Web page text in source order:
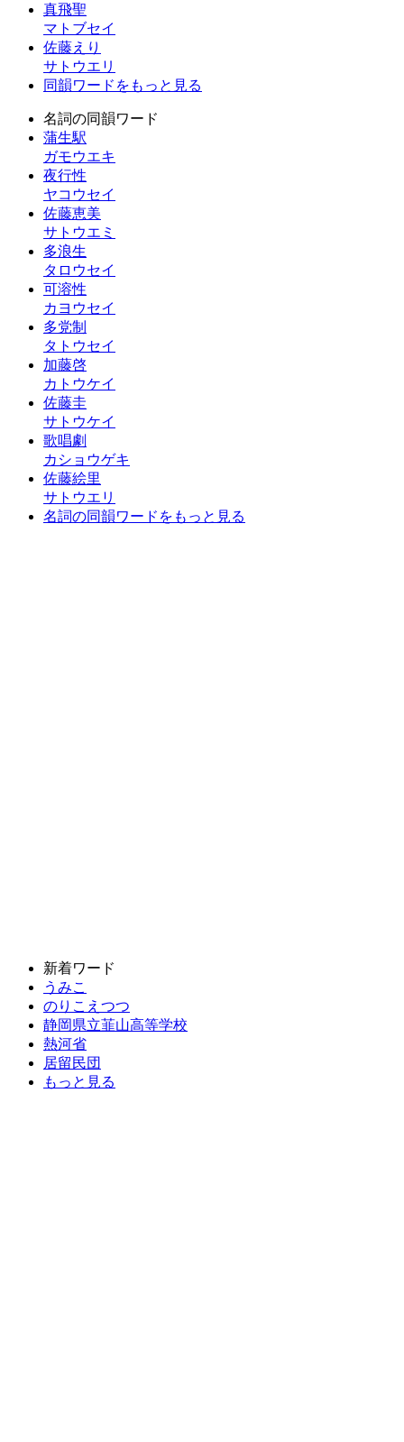
真飛聖
マトブセイ
佐藤えり
サトウエリ
同韻ワードをもっと見る
名詞の同韻ワード
蒲生駅
ガモウエキ
夜行性
ヤコウセイ
佐藤恵美
サトウエミ
多浪生
タロウセイ
可溶性
カヨウセイ
多党制
タトウセイ
加藤啓
カトウケイ
佐藤圭
サトウケイ
歌唱劇
カショウゲキ
佐藤絵里
サトウエリ
名詞の同韻ワードをもっと見る
新着ワード
うみこ
のりこえつつ
静岡県立韮山高等学校
熱河省
居留民団
もっと見る